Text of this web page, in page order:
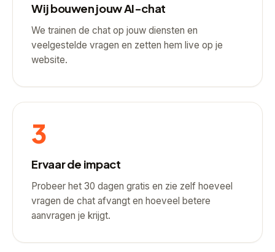
Wij bouwen jouw AI-chat
We trainen de chat op jouw diensten en
veelgestelde vragen en zetten hem live op je
website.
3
Ervaar de impact
Probeer het 30 dagen gratis en zie zelf hoeveel
vragen de chat afvangt en hoeveel betere
aanvragen je krijgt.